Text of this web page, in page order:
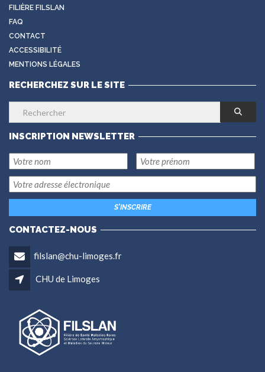
FILIÈRE FILSLAN
FAQ
CONTACT
ACCESSIBILITÉ
MENTIONS LÉGALES
RECHERCHEZ SUR LE SITE
INSCRIPTION NEWSLETTER
CONTACTEZ-NOUS
filslan@chu-limoges.fr
CHU de Limoges